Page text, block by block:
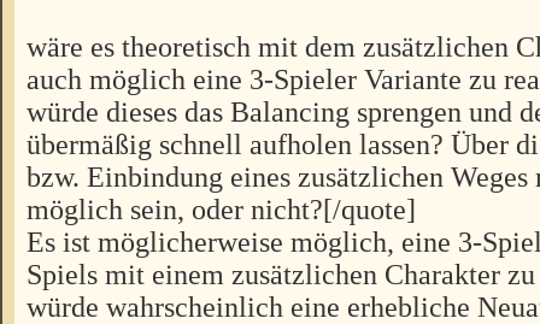
wäre es theoretisch mit dem zusätzlichen
auch möglich eine 3-Spieler Variante zu
würde dieses das Balancing sprengen und
übermäßig schnell aufholen lassen? Über
bzw. Einbindung eines zusätzlichen Weges
möglich sein, oder nicht?[/quote]
Es ist möglicherweise möglich, eine 3-
Spiels mit einem zusätzlichen Charakter
würde wahrscheinlich eine erhebliche